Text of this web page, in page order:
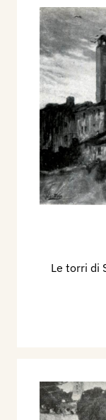
Le torri di